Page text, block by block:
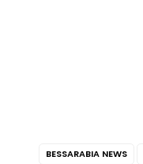
BESSARABIA NEWS